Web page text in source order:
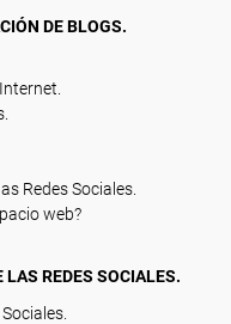
DE BLOGS.
Redes Sociales.
web?
REDES SOCIALES.